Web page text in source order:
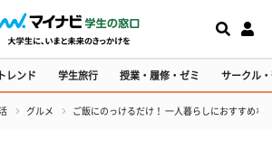
レンド 学生旅行 授業・履修・ゼミ サークル
グルメ ご飯にのっけるだけ！ 一人暮らしにおすすめな